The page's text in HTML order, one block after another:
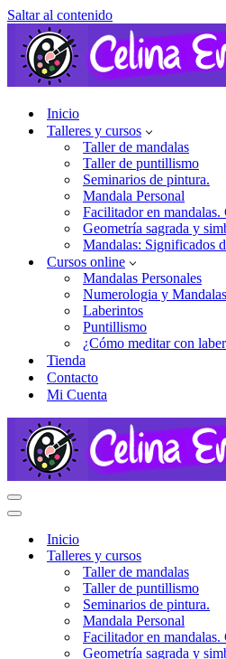
Saltar al contenido
Inicio
Talleres y cursos
Taller de mandalas
Taller de puntillismo
Seminarios de pintura.
Mandala Personal
Facilitador en mandalas.
Geometría sagrada y
Mandalas: Significados
Cursos online
Mandalas Personales
Numerologia y Mandalas
Laberintos
Puntillismo
¿Cómo meditar con
Tienda
Contacto
Mi Cuenta
Menú
de
Menú
navegación
Inicio
Talleres y cursos
Taller de mandalas
Taller de puntillismo
Seminarios de pintura.
Mandala Personal
Facilitador en mandalas.
Geometría sagrada y